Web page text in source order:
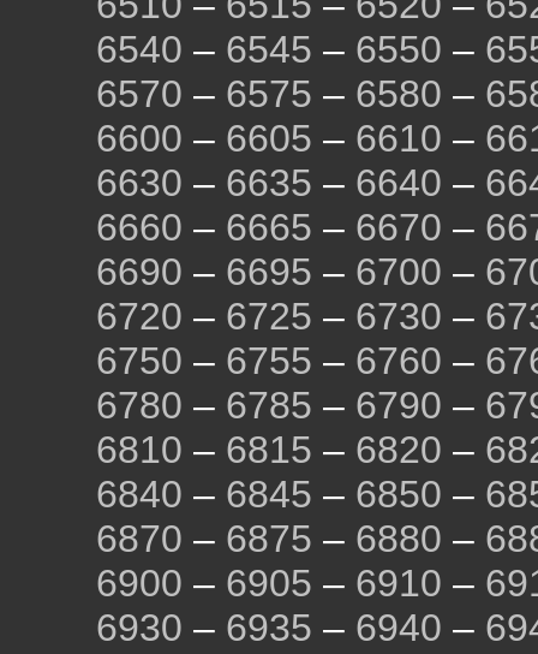
6540 – 6545 – 6550 –
6570 – 6575 – 6580 –
6600 – 6605 – 6610 –
6630 – 6635 – 6640 –
6660 – 6665 – 6670 –
6690 – 6695 – 6700 –
6720 – 6725 – 6730 –
6750 – 6755 – 6760 –
6780 – 6785 – 6790 –
6810 – 6815 – 6820 –
6840 – 6845 – 6850 –
6870 – 6875 – 6880 –
6900 – 6905 – 6910 –
6930 – 6935 – 6940 –